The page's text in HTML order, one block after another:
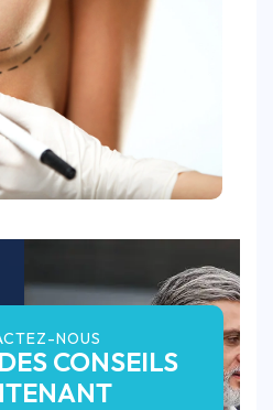
NOUS
CONSEILS